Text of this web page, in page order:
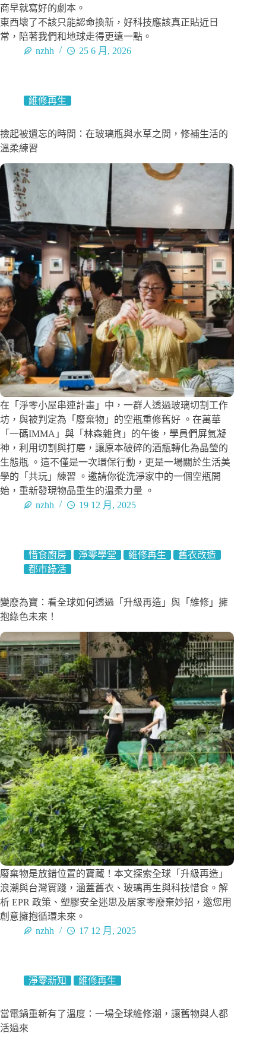
商早就寫好的劇本。
東西壞了不該只能認命換新，好科技應該真正貼近日
常，陪著我們和地球走得更遠一點。
nzhh
25 6 月, 2026
維修再生
撿起被遺忘的時間：在玻璃瓶與水草之間，修補生活的
溫柔練習
在「淨零小屋串連計畫」中，一群人透過玻璃切割工作
坊，與被判定為「廢棄物」的空瓶重修舊好 。在萬華
「一碼IMMA」與「林森雜貨」的午後，學員們屏氣凝
神，利用切割與打磨，讓原本破碎的酒瓶轉化為晶瑩的
生態瓶 。這不僅是一次環保行動，更是一場關於生活美
學的「共玩」練習 。邀請你從洗淨家中的一個空瓶開
始，重新發現物品重生的溫柔力量 。
nzhh
19 12 月, 2025
惜食廚房 淨零學堂 維修再生
舊衣改造
都市綠活
變廢為寶：看全球如何透過「升級再造」與「維修」擁
抱綠色未來！
廢棄物是放錯位置的寶藏！本文探索全球「升級再造」
浪潮與台灣實踐，涵蓋舊衣、玻璃再生與科技惜食。解
析 EPR 政策、塑膠安全迷思及居家零廢棄妙招，邀您用
創意擁抱循環未來。
nzhh
17 12 月, 2025
淨零新知 維修再生
當電鍋重新有了溫度：一場全球維修潮，讓舊物與人都
活過來